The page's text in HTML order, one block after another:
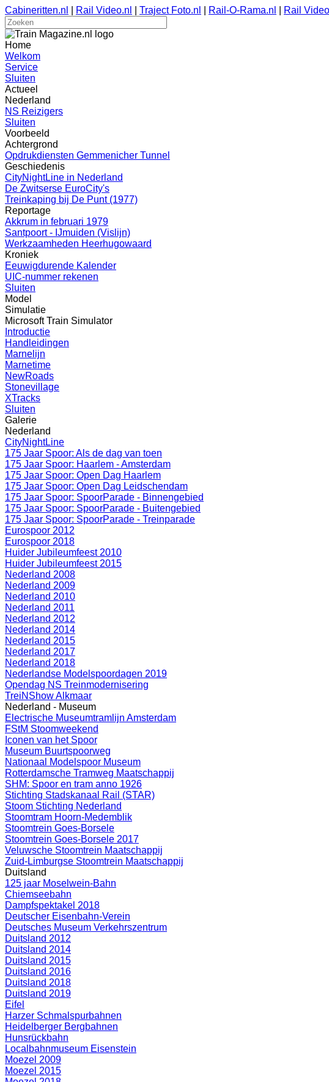
Cabineritten.nl Rail Video.nl Traject Foto.nl Rail-O-Rama.nl Rail
Home
Welkom
Service
Sluiten
Actueel
Nederland
NS Reizigers
Sluiten
Voorbeeld
Achtergrond
Opdrukdiensten Gemmenicher Tunnel
Geschiedenis
CityNightLine in Nederland
De Zwitserse EuroCity's
Treinkaping bij De Punt (1977)
Reportage
Akkrum in februari 1979
Santpoort - IJmuiden (Vislijn)
Werkzaamheden Heerhugowaard
Kroniek
Eeuwigdurende Kalender
UIC-nummer rekenen
Sluiten
Model
Simulatie
Microsoft Train Simulator
Introductie
Handleidingen
Marnelijn
Marnetime
NewRoads
Stonevillage
XTracks
Sluiten
Galerie
Nederland
CityNightLine
175 Jaar Spoor: Als de dag van toen
175 Jaar Spoor: Haarlem - Amsterdam
175 Jaar Spoor: Open Dag Haarlem
175 Jaar Spoor: Open Dag Leidschendam
175 Jaar Spoor: SpoorParade - Binnengebied
175 Jaar Spoor: SpoorParade - Buitengebied
175 Jaar Spoor: SpoorParade - Treinparade
Eurospoor 2012
Eurospoor 2018
Huider Jubileumfeest 2010
Huider Jubileumfeest 2015
Nederland 2008
Nederland 2009
Nederland 2010
Nederland 2011
Nederland 2012
Nederland 2014
Nederland 2015
Nederland 2017
Nederland 2018
Nederlandse Modelspoordagen 2019
Opendag NS Treinmodernisering
TreiNShow Alkmaar
Nederland - Museum
Electrische Museumtramlijn Amsterdam
FStM Stoomweekend
Iconen van het Spoor
Museum Buurtspoorweg
Nationaal Modelspoor Museum
Rotterdamsche Tramweg Maatschappij
SHM: Spoor en tram anno 1926
Stichting Stadskanaal Rail (STAR)
Stoom Stichting Nederland
Stoomtram Hoorn-Medemblik
Stoomtrein Goes-Borsele
Stoomtrein Goes-Borsele 2017
Veluwsche Stoomtrein Maatschappij
Zuid-Limburgse Stoomtrein Maatschappij
Duitsland
125 jaar Moselwein-Bahn
Chiemseebahn
Dampfspektakel 2018
Deutscher Eisenbahn-Verein
Deutsches Museum Verkehrszentrum
Duitsland 2012
Duitsland 2014
Duitsland 2015
Duitsland 2016
Duitsland 2018
Duitsland 2019
Eifel
Harzer Schmalspurbahnen
Heidelberger Bergbahnen
Hunsrückbahn
Localbahnmuseum Eisenstein
Moezel 2009
Moezel 2015